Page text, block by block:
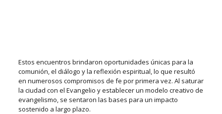
Estos encuentros brindaron oportunidades únicas para la
comunión, el diálogo y la reflexión espiritual, lo que resultó
en numerosos compromisos de fe por primera vez. Al saturar
la ciudad con el Evangelio y establecer un modelo creativo de
evangelismo, se sentaron las bases para un impacto
sostenido a largo plazo.